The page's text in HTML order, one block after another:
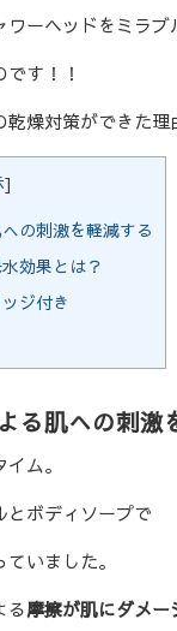
ーヘッドをミラ
す！！
燥対策ができた理
]
の刺激を軽減する
効果とは？
ジ付き
る肌への刺激
ム。
とボディソープで
いました。
る摩擦が肌にダメー